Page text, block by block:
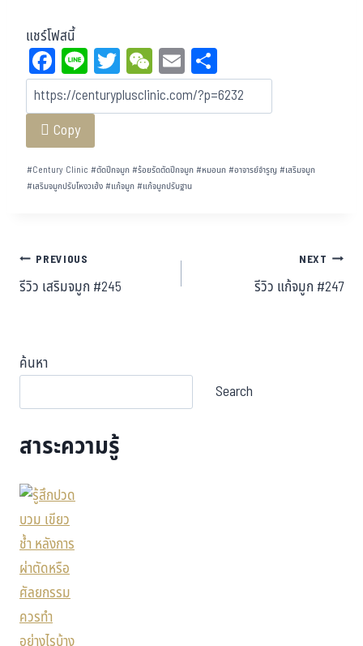
แชร์โฟสนี้
Fa
ce
bo
ok
Li
ne
T
wi
tt
W
eC
ha
E
m
ail
ar
e
Copy
#Century Clinic #ตัดปีกจมูก#ร้อยรัดตัดปีกจมูก#หมอนก#อาจารย์จำรูญ #เสริมจมูก
#เสริมจมูกปรับโหงวเฮ้ง#แก้จมูก#แก้จมูกปรับฐาน
PREVIOUS
รีวิว เสริมจมูก #245
NEXT
รีวิว แก้จมูก #247
ค้นหา
Search
สาระความรู้